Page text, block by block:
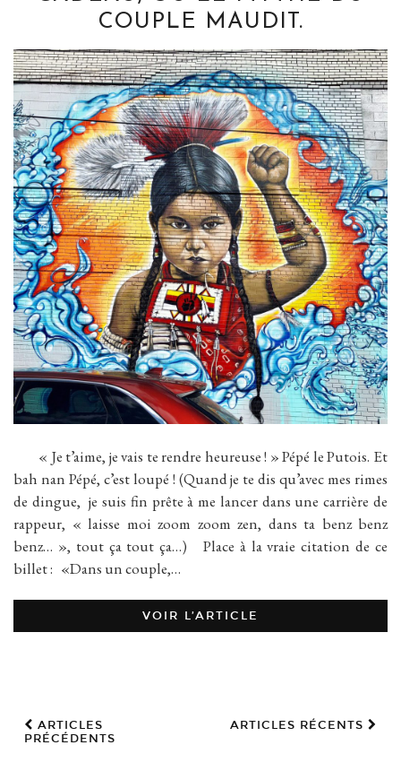
COUPLE MAUDIT.
« Je t’aime, je vais te rendre heureuse ! » Pépé le Putois. Et
bah nan Pépé, c’est loupé ! (Quand je te dis qu’avec mes rimes
de dingue, je suis fin prête à me lancer dans une carrière de
rappeur, « laisse moi zoom zoom zen, dans ta benz benz
benz… », tout ça tout ça…) Place à la vraie citation de ce
billet : «Dans un couple,…
VOIR L’ARTICLE
ARTICLES
PRÉCÉDENTS
ARTICLES RÉCENTS